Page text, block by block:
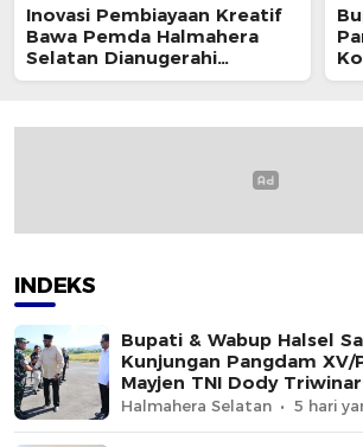
Inovasi Pembiayaan Kreatif
Bawa Pemda Halmahera
Selatan Dianugerahi
Penghargaan Nasional
INDEKS
Bupati & Wabup Halsel
Kunjungan Pangdam
Mayjen TNI Dody
Halmahera Selatan 5 hari